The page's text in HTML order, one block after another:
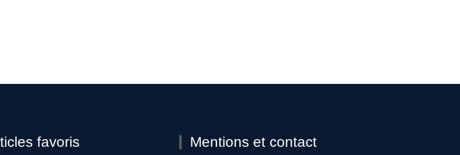
favoris Mentions et contact